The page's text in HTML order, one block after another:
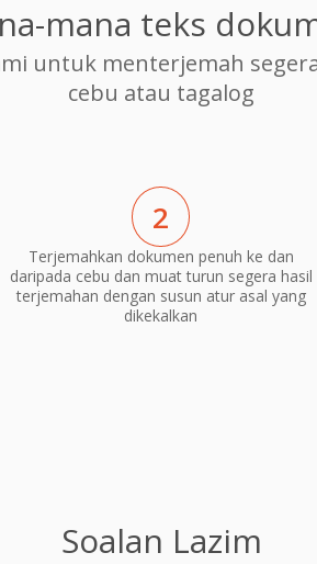
mana teks
untuk menterjemah
cebu atau tagalog
2
Terjemahkan dokumen penuh ke dan
daripada cebu dan muat turun segera hasil
terjemahan dengan susun atur asal yang
dikekalkan
Soalan Lazim